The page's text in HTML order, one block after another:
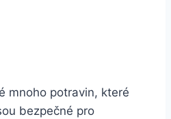
mnoho potravin, které
bezpečné pro